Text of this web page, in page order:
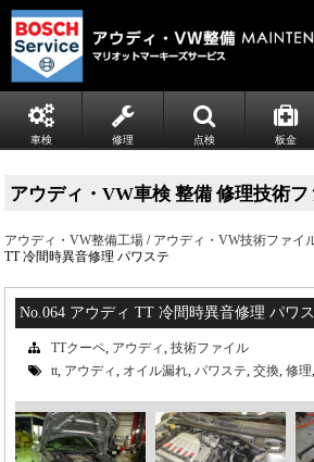
車検 修理 点検 板金
アウディ・VW車検 整備 修理技術フ
アウディ・VW整備工場 / アウディ・VW技術ファイ
TT 冷間時異音修理 パワステ
No.064 アウディ TT 冷間時異音修理 パワ
TTクーペ, アウディ
技術ファイル
tt, アウディ オイル漏れ, パワステ 交換 修理